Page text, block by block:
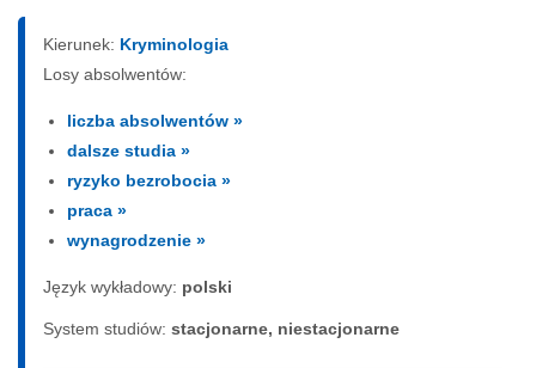
Kierunek: Kryminologia
Losy absolwentów:
liczba absolwentów »
dalsze studia »
ryzyko bezrobocia »
praca »
wynagrodzenie »
Język wykładowy: polski
System studiów: sta­cjo­nar­ne, nie­sta­cjo­nar­ne